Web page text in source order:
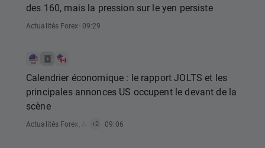
des 160, mais la pression sur le yen persiste
Actualités Forex· 09:29
Calendrier économique : le rapport JOLTS et les
principales annonces US occupent le devant de la
scène
Actualités Forex Actualités Matières Premières
+2 · 09:06